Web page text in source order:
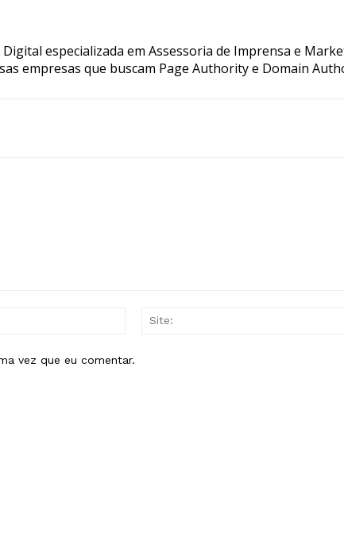
especializada em Assessoria de Imprensa e
empresas que buscam Page Authority e Domain
vez que eu comentar.